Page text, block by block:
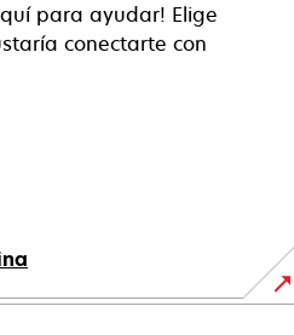
para ayudar! Elige
conectarte con